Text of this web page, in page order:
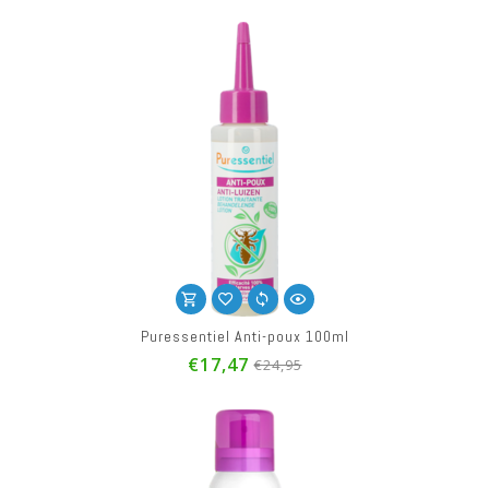
Puressentiel Anti-poux 100ml
€17,47 €24,95